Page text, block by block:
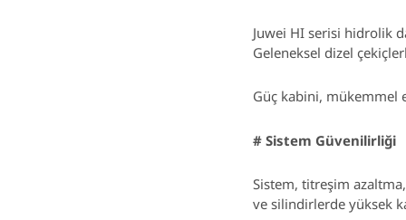
Juwei HI serisi hidrolik
Geleneksel dizel
Güç kabini, mükemmel
# Sistem Güvenilirliği
Sistem, titreşim
ve silindirlerde yüksek